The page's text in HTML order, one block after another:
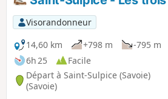
Visorandonneur
14,60 km
+798 m
-795 m
6h 25
Facile
Départ à Saint-Sulpice (Savoie)
(Savoie)